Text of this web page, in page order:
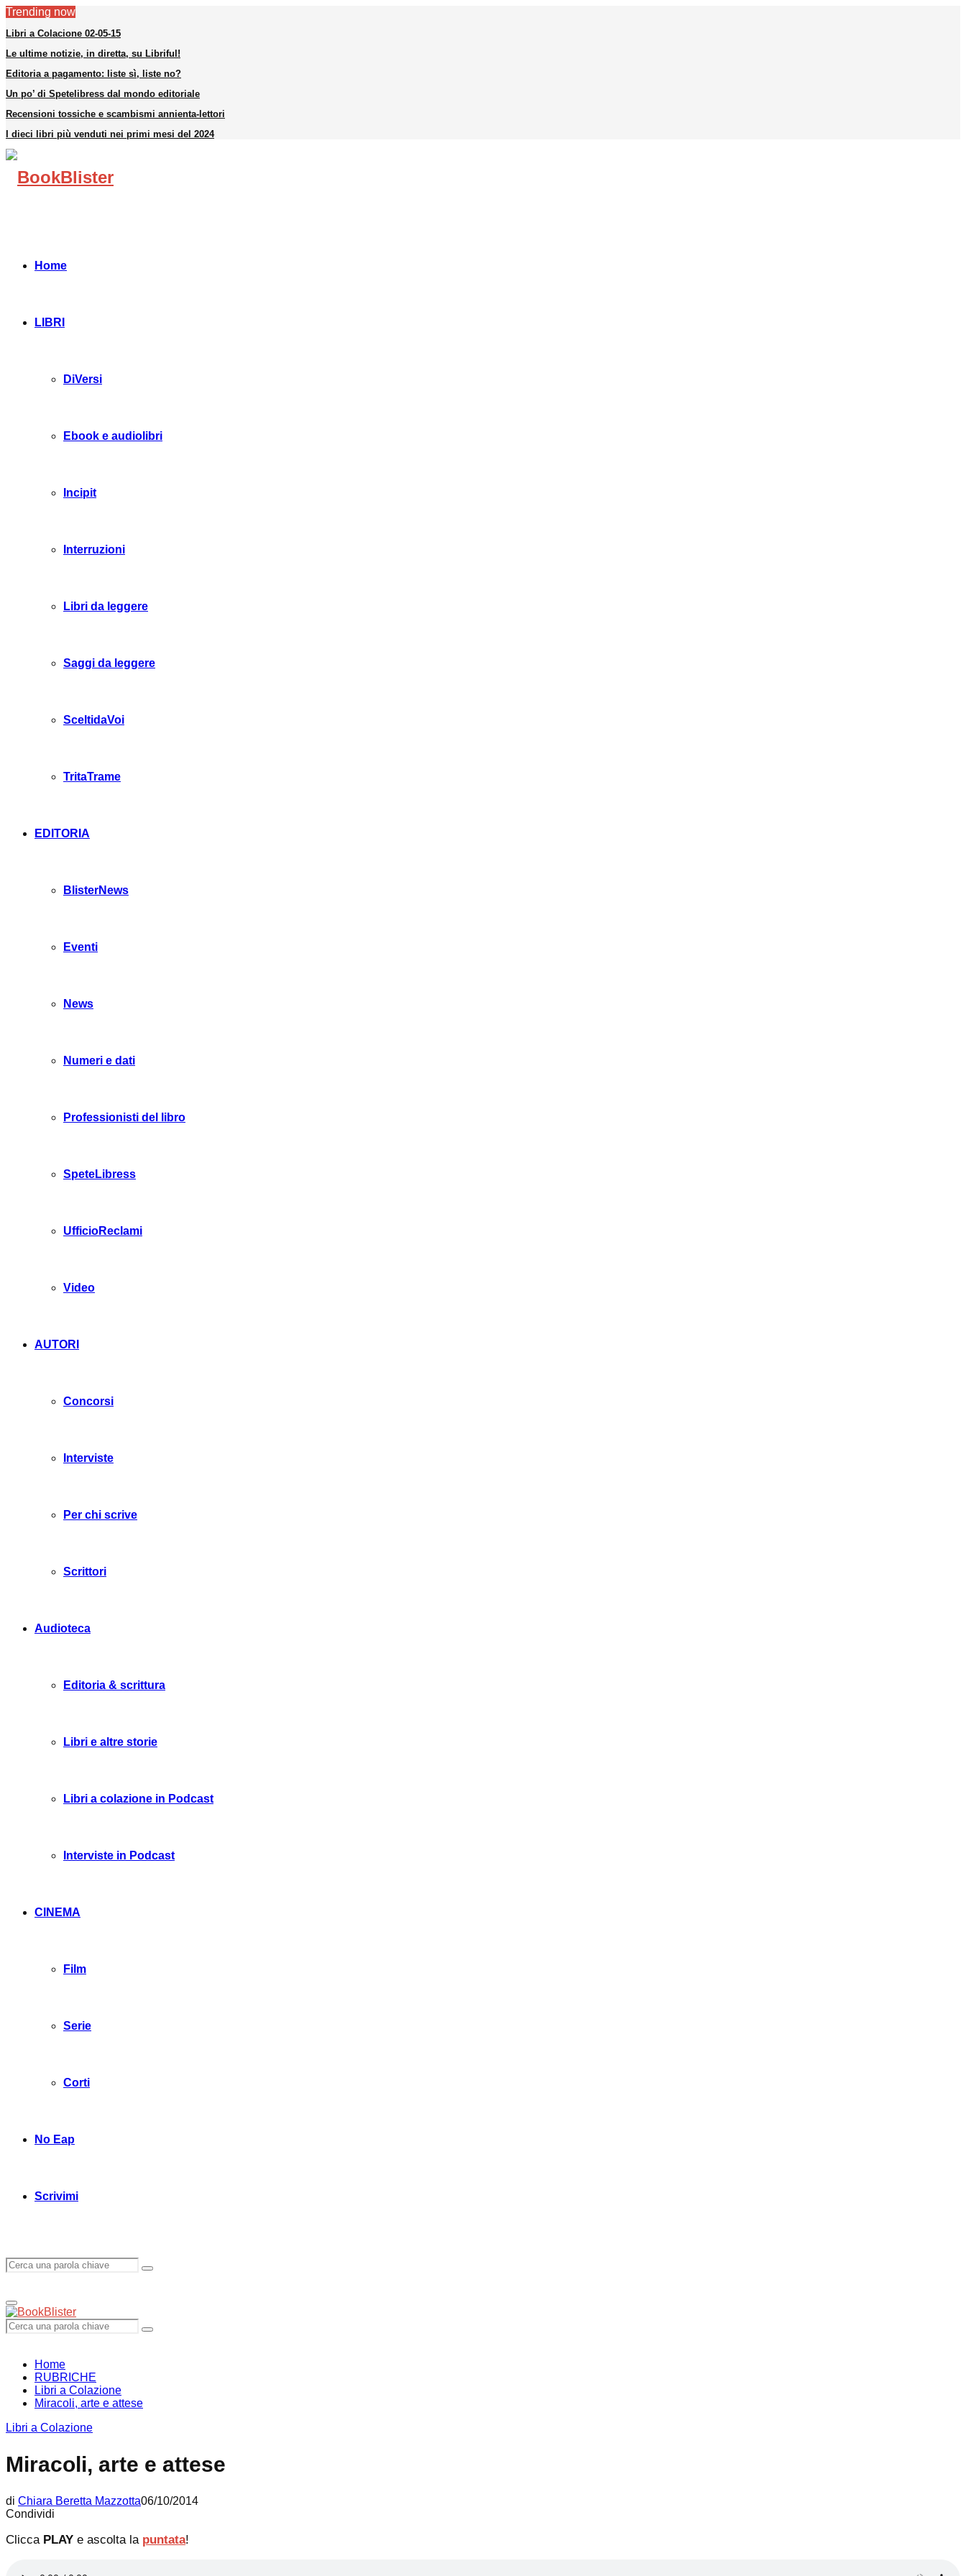
Trending now
Libri a Colacione 02-05-15
Le ultime notizie, in diretta, su Libriful!
Editoria a pagamento: liste sì, liste no?
Un po’ di Spetelibress dal mondo editoriale
Recensioni tossiche e scambismi annienta-lettori
I dieci libri più venduti nei primi mesi del 2024
Facebook
Instagram
Linkedin
Youtube
Telegram
Home
LIBRI
DiVersi
Ebook e audiolibri
Incipit
Interruzioni
Libri da leggere
Saggi da leggere
SceltidaVoi
TritaTrame
EDITORIA
BlisterNews
Eventi
News
Numeri e dati
Professionisti del libro
SpeteLibress
UfficioReclami
Video
AUTORI
Concorsi
Interviste
Per chi scrive
Scrittori
Audioteca
Editoria & scrittura
Libri e altre storie
Libri a colazione in Podcast
Interviste in Podcast
CINEMA
Film
Serie
Corti
No Eap
Scrivimi
Search
for:
Search
Primary
Menu
Search
for:
Search
Home
RUBRICHE
Libri a Colazione
Miracoli, arte e attese
Libri a Colazione
Miracoli, arte e attese
di Chiara Beretta Mazzotta06/10/2014
Condividi
Clicca PLAY e ascolta la puntata!